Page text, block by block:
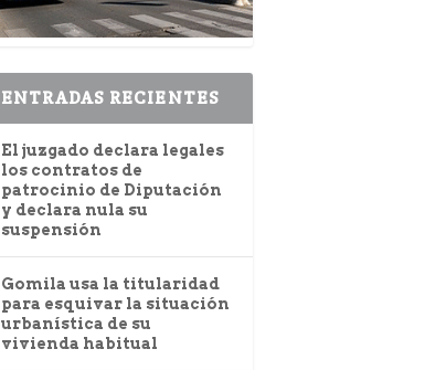
ENTRADAS RECIENTES
El juzgado declara legales
los contratos de
patrocinio de Diputación
y declara nula su
suspensión
Gomila usa la titularidad
para esquivar la situación
urbanística de su
vivienda habitual